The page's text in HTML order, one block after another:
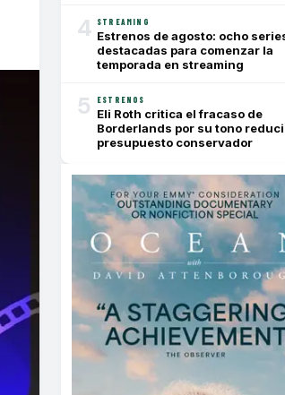
4 STREAMING
Estrenos de agosto: ocho
destacadas para comenzar la
temporada en streaming
5 ESTRENOS
Eli Roth critica el fracaso de
Borderlands por su tono
presupuesto conservador